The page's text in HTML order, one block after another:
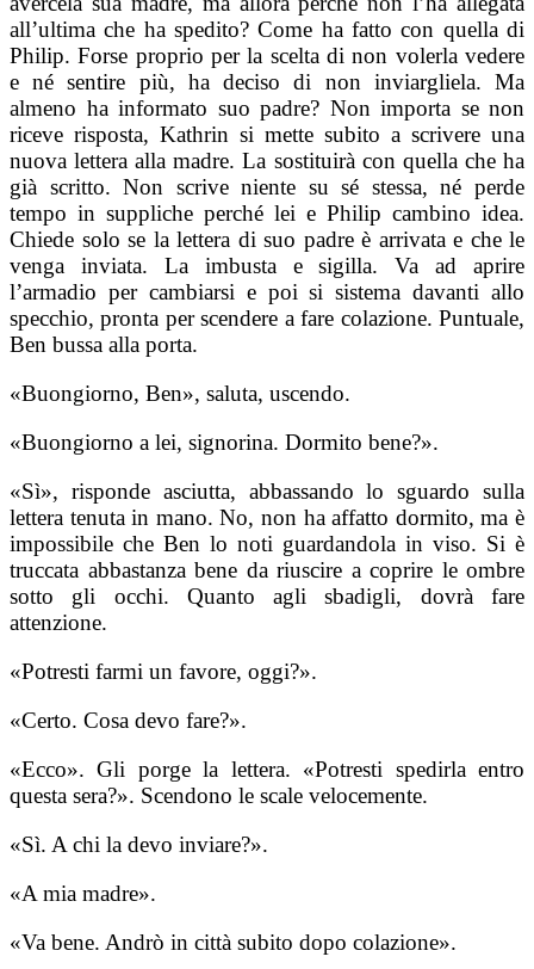
all’ultima che ha spedito? Come ha fatto con quella di
Philip. Forse proprio per la scelta di non volerla vedere
e né sentire più, ha deciso di non inviargliela. Ma
almeno ha informato suo padre? Non importa se non
riceve risposta, Kathrin si mette subito a scrivere una
nuova lettera alla madre. La sostituirà con quella che ha
già scritto. Non scrive niente su sé stessa, né perde
tempo in suppliche perché lei e Philip cambino idea.
Chiede solo se la lettera di suo padre è arrivata e che le
venga inviata. La imbusta e sigilla. Va ad aprire
l’armadio per cambiarsi e poi si sistema davanti allo
specchio, pronta per scendere a fare colazione. Puntuale,
Ben bussa alla porta.
«Buongiorno, Ben», saluta, uscendo.
«Buongiorno a lei, signorina. Dormito bene?».
«Sì», risponde asciutta, abbassando lo sguardo sulla
lettera tenuta in mano. No, non ha affatto dormito, ma è
impossibile che Ben lo noti guardandola in viso. Si è
truccata abbastanza bene da riuscire a coprire le ombre
sotto gli occhi. Quanto agli sbadigli, dovrà fare
attenzione.
«Potresti farmi un favore, oggi?».
«Certo. Cosa devo fare?».
«Ecco». Gli porge la lettera. «Potresti spedirla entro
questa sera?». Scendono le scale velocemente.
«Sì. A chi la devo inviare?».
«A mia madre».
«Va bene. Andrò in città subito dopo colazione».